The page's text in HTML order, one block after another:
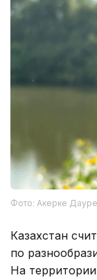
Фото: Акерке
Казахстан
по
На